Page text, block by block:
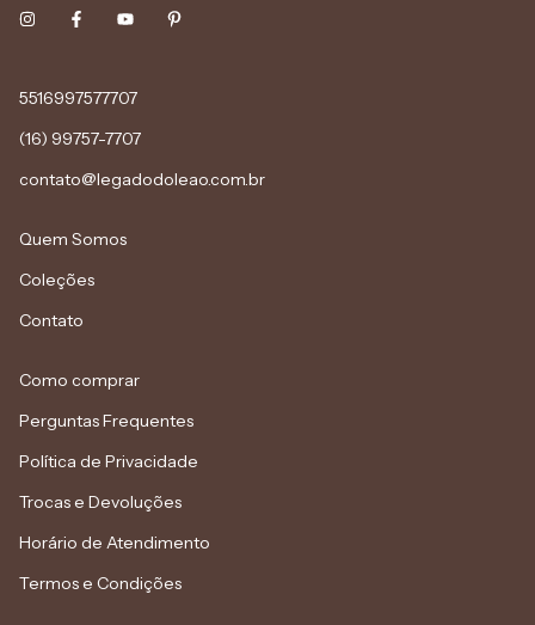
5516997577707
(16) 99757-7707
contato@legadodoleao.com.br
Quem Somos
Coleções
Contato
Como comprar
Perguntas Frequentes
Política de Privacidade
Trocas e Devoluções
Horário de Atendimento
Termos e Condições